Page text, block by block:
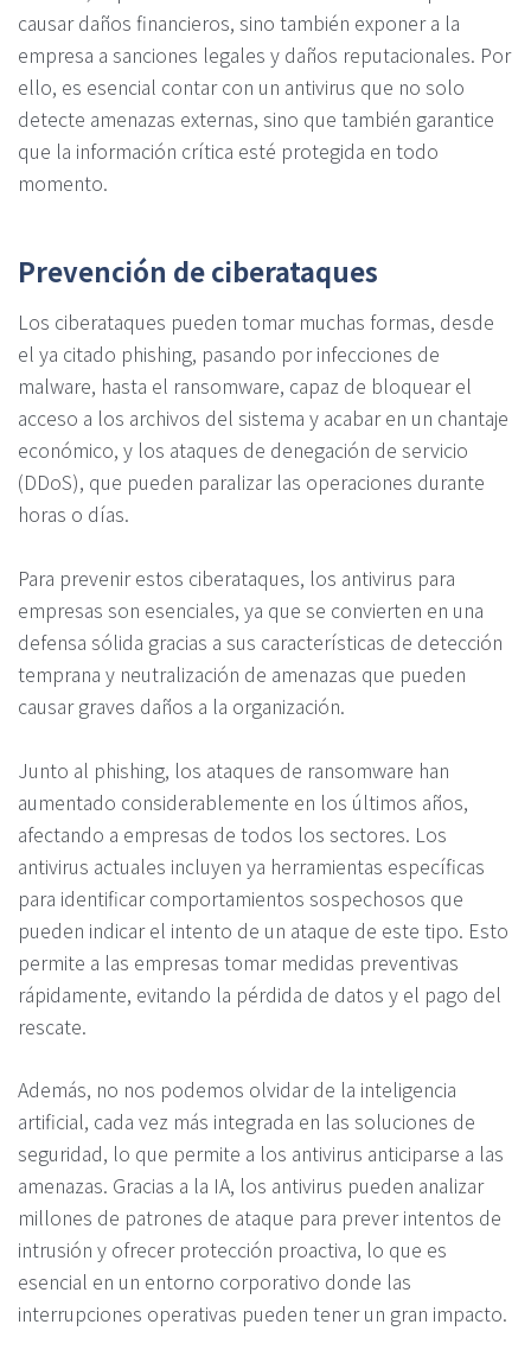
causar daños financieros, sino también exponer a la
empresa a sanciones legales y daños reputacionales. Por
ello, es esencial contar con un antivirus que no solo
detecte amenazas externas, sino que también garantice
que la información crítica esté protegida en todo
momento.
Prevención de ciberataques
Los ciberataques pueden tomar muchas formas, desde
el ya citado phishing, pasando por infecciones de
malware, hasta el ransomware, capaz de bloquear el
acceso a los archivos del sistema y acabar en un chantaje
económico, y los ataques de denegación de servicio
(DDoS), que pueden paralizar las operaciones durante
horas o días.
Para prevenir estos ciberataques, los antivirus para
empresas son esenciales, ya que se convierten en una
defensa sólida gracias a sus características de detección
temprana y neutralización de amenazas que pueden
causar graves daños a la organización.
Junto al phishing, los ataques de ransomware han
aumentado considerablemente en los últimos años,
afectando a empresas de todos los sectores. Los
antivirus actuales incluyen ya herramientas específicas
para identificar comportamientos sospechosos que
pueden indicar el intento de un ataque de este tipo. Esto
permite a las empresas tomar medidas preventivas
rápidamente, evitando la pérdida de datos y el pago del
rescate.
Además, no nos podemos olvidar de la inteligencia
artificial, cada vez más integrada en las soluciones de
seguridad, lo que permite a los antivirus anticiparse a las
amenazas. Gracias a la IA, los antivirus pueden analizar
millones de patrones de ataque para prever intentos de
intrusión y ofrecer protección proactiva, lo que es
esencial en un entorno corporativo donde las
interrupciones operativas pueden tener un gran impacto.